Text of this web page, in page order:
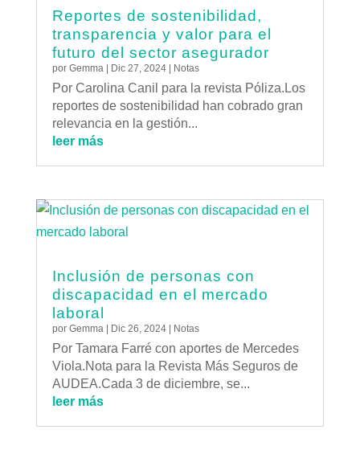
Reportes de sostenibilidad,
transparencia y valor para el
futuro del sector asegurador
por Gemma| Dic 27, 2024| Notas
Por Carolina Canil para la revista Póliza.Los
reportes de sostenibilidad han cobrado gran
relevancia en la gestión...
leer más
Inclusión de personas con
discapacidad en el mercado
laboral
por Gemma| Dic 26, 2024| Notas
Por Tamara Farré con aportes de Mercedes
Viola.Nota para la Revista Más Seguros de
AUDEA.Cada 3 de diciembre, se...
leer más